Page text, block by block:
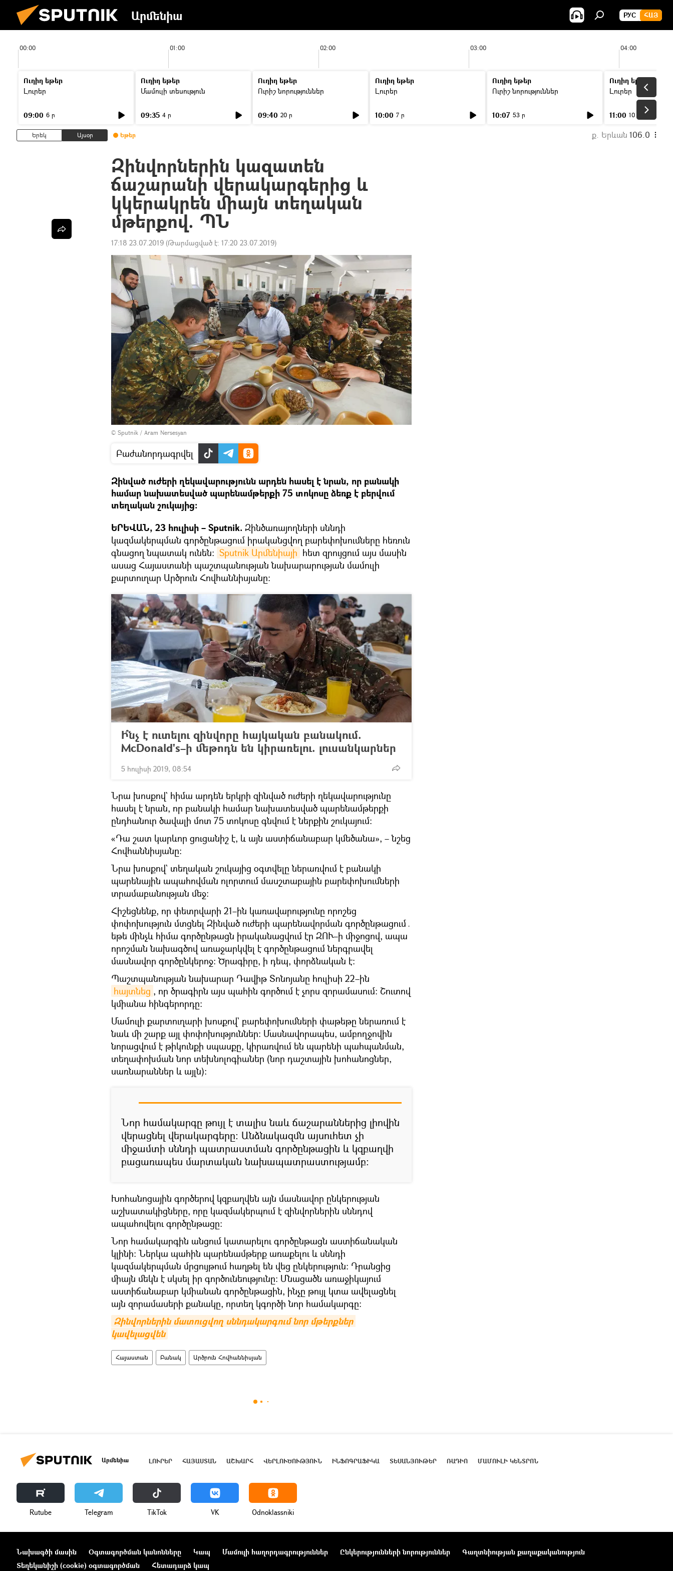
Արմենիա РУС ՀԱՅ
00:00 01:00 02:00 03:00 04:00
Ուղիղ եթեր
Լուրեր
09:00 6 ր
Ուղիղ եթեր
Մամուլի տեսություն
09:35 4 ր
Ուղիղ եթեր
Ուրիշ նորություններ
09:40 20 ր
Ուղիղ եթեր
Լուրեր
10:00 7 ր
Ուղիղ եթեր
Ուրիշ նորություններ
10:07 53 ր
Ուղիղ եթեր
Լուրեր
11:00 10 ր
Երեկ Այսօր Եթեր ք. Երևան 106.0
Զինվորներին կազատեն
ճաշարանի վերակարգերից և
կկերակրեն միայն տեղական
մթերքով. ՊՆ
17:18 23.07.2019 (Թարմացված է: 17:20 23.07.2019)
© Sputnik / Aram Nersesyan
Բաժանորդագրվել
Զինված ուժերի ղեկավարությունն արդեն հասել է նրան, որ բանակի
համար նախատեսված պարենամթերքի 75 տոկոսը ձեռք է բերվում
տեղական շուկայից։
ԵՐԵՎԱՆ, 23 հուլիսի – Sputnik. Զինծառայողների սննդի
կազմակերպման գործընթացում իրականցվող բարեփոխումները հեռուն
գնացող նպատակ ունեն։ Sputnik Արմենիայի հետ զրույցում այս մասին
ասաց Հայաստանի պաշտպանության նախարարության մամուլի
քարտուղար Արծրուն Հովհաննիսյանը։
Ի՞նչ է ուտելու զինվորը հայկական բանակում.
McDonald's–ի մեթոդն են կիրառելու. լուսանկարներ
5 հուլիսի 2019, 08:54
Նրա խոսքով` հիմա արդեն երկրի զինված ուժերի ղեկավարությունը
հասել է նրան, որ բանակի համար նախատեսված պարենամթերքի
ընդհանուր ծավալի մոտ 75 տոկոսը գնվում է ներքին շուկայում։
«Դա շատ կարևոր ցուցանիշ է, և այն աստիճանաբար կմեծանա», – նշեց
Հովհաննիսյանը։
Նրա խոսքով` տեղական շուկայից օգտվելը ներառվում է բանակի
պարենային ապահովման ոլորտում մասշտաբային բարեփոխումների
տրամաբանության մեջ։
Հիշեցնենք, որ փետրվարի 21–ին կառավարությունը որոշեց
փոփոխություն մտցնել Զինված ուժերի պարենավորման գործընթացում․
եթե մինչև հիմա գործընթացն իրականացվում էր ԶՈՒ–ի միջոցով, ապա
որոշման նախագծով առաջարկվել է գործընթացում ներգրավել
մասնավոր գործընկերոջ: Ծրագիրը, ի դեպ, փորձնական է։
Պաշտպանության նախարար Դավիթ Տոնոյանը հուլիսի 22–ին
հայտնեց , որ ծրագիրն այս պահին գործում է չորս զորամասում։ Շուտով
կմիանա հինգերորդը։
Մամուլի քարտուղարի խոսքով` բարեփոխումների փաթեթը ներառում է
նաև մի շարք այլ փոփոխություններ։ Մասնավորապես, ամբողջովին
նորացվում է թիկունքի սպասքը, կիրառվում են պարենի պահպանման,
տեղափոխման նոր տեխնոլոգիաներ (նոր դաշտային խոհանոցներ,
սառնարաններ և այլն)։
Նոր համակարգը թույլ է տալիս նաև ճաշարաններից լիովին
վերացնել վերակարգերը։ Անձնակազմն այսուհետ չի
միջամտի սննդի պատրաստման գործընթացին և կզբաղվի
բացառապես մարտական նախապատրաստությամբ։
Խոհանոցային գործերով կզբաղվեն այն մասնավոր ընկերության
աշխատակիցները, որը կազմակերպում է զինվորներին սննդով
ապահովելու գործընթացը։
Նոր համակարգին անցում կատարելու գործընթացն աստիճանական
կլինի։ Ներկա պահին պարենամթերք առաքելու և սննդի
կազմակերպման մրցույթում հաղթել են վեց ընկերություն։ Դրանցից
միայն մեկն է սկսել իր գործունեությունը։ Մնացածն առաջիկայում
աստիճանաբար կմիանան գործընթացին, ինչը թույլ կտա ավելացնել
այն զորամասերի քանակը, որտեղ կգործի նոր համակարգը։
Զինվորներին մատուցվող սննդակարգում նոր մթերքներ
կավելացվեն
Հայաստան Բանակ Արծրուն Հովհաննիսյան
Արմենիա ԼՈՒՐԵՐ ՀԱՅԱՍՏԱՆ ԱՇԽԱՐՀ ՎԵՐԼՈՒԾՈՒԹՅՈՒՆ ԻՆՖՈԳՐԱՖԻԿԱ ՏԵՍԱՆՅՈՒԹԵՐ ՌԱԴԻՈ ՄԱՄՈՒԼԻ ԿԵՆՏՐՈՆ
Rutube Telegram ТikТоk VK Odnoklassniki
Նախագծի մասին Օգտագործման կանոնները Կապ Մամուլի հաղորդագրություններ Ընկերությունների նորություններ
Գաղտնիության քաղաքականություն
Տեղեկանիշի (cookie) օգտագործման
Հետադարձ կապ